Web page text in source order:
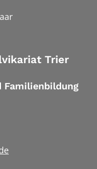
Trier
Familienbildung